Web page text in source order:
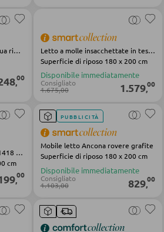
caffé
trucco
e panche angolari
Letto futon con 2 como Padua riproduzione rovere e bianco
,00
Letto a molle insacchettate in tessuto grigio Vieland
Superficie di riposo 180 x 200 cm
Disponibile immediatamente
Consigliato
1.675,00 1.579,00
Letto Boxspring Interliving 1418 argento corda fine
cm
,00
PUBBLICITÀ
Mobile letto Ancona rovere grafite
Superficie di riposo 180 x 200 cm
Disponibile immediatamente
Consigliato
1.103,00 829,00